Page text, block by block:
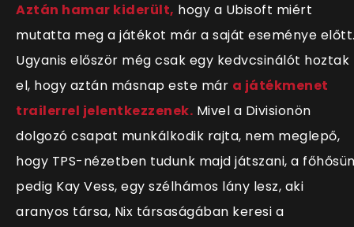
Aztán hamar kiderült, hogy a Ubisoft miért
mutatta meg a játékot már a saját eseménye
Ugyanis először még csak egy kedvcsinálót hoztak
el, hogy aztán másnap este már a játékmenet
trailerrel jelentkezzenek. Mivel a Divisionön
dolgozó csapat munkálkodik rajta, nem meglepő,
hogy TPS-nézetben tudunk majd játszani, a
pedig Kay Vess, egy szélhámos lány lesz, aki
aranyos társa, Nix társaságában keresi a